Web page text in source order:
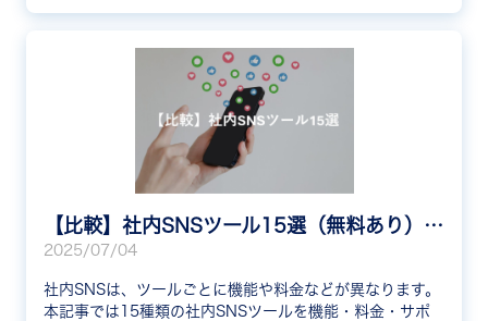
【比較】社内SNSツール15選（無料あり）特徴や機能を徹底比較
2025/07/04
社内SNSは、ツールごとに機能や料金などが異なります。
本記事では15種類の社内SNSツールを機能・料金・サポ